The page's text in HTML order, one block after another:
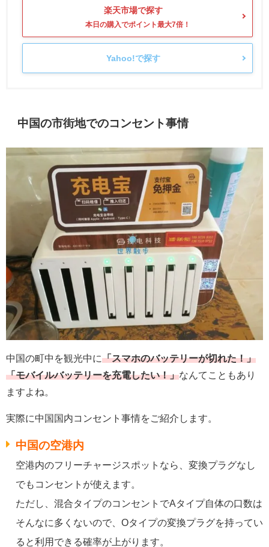
楽天市場で探す
Yahoo!で探す
中国の市街地でのコンセント事情
中国の町中を観光中に「スマホのバッテリーが切れた！」
「モバイルバッテリーを充電したい！」なんてこともあり
ますよね。
実際に中国国内コンセント事情をご紹介します。
中国の空港内
空港内のフリーチャージスポットなら、変換プラグなし
でもコンセントが使えます。
ただし、混合タイプのコンセントでAタイプ自体の口数は
そんなに多くないので、Oタイプの変換プラグを持ってい
ると利用できる確率が上がります。